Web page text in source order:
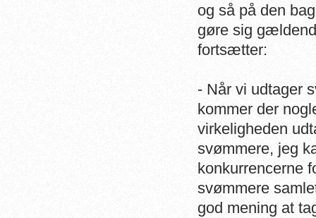
og så på den
gøre sig
fortsætter:
- Når vi udtager
kommer der
virkeligheden
svømmere, jeg
konkurrencerne
svømmere
god mening at